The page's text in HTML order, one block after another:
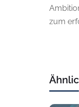
zum